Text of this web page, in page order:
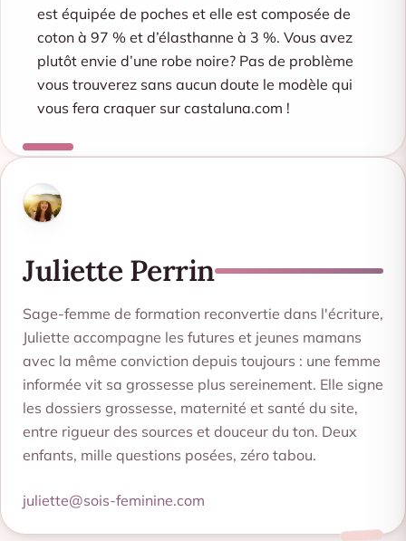
est équipée de poches et elle est composée de
coton à 97 % et d’élasthanne à 3 %. Vous avez
plutôt envie d’une robe noire? Pas de problème
vous trouverez sans aucun doute le modèle qui
vous fera craquer sur castaluna.com !
Juliette Perrin
Sage-femme de formation reconvertie dans l'écriture,
Juliette accompagne les futures et jeunes mamans
avec la même conviction depuis toujours : une femme
informée vit sa grossesse plus sereinement. Elle signe
les dossiers grossesse, maternité et santé du site,
entre rigueur des sources et douceur du ton. Deux
enfants, mille questions posées, zéro tabou.
juliette@sois-feminine.com